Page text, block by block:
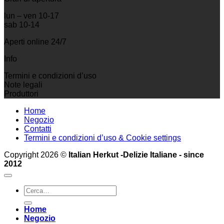
lun – ven 10-17
sab 10-14
Aperti online 24/7
Info
Termini e condizioni d’uso
Note legali
Produttori
Home
Negozio
Contatti
Termini e condizioni d’uso & Cookie settings
Copyright 2026 © Italian Herkut -Delizie Italiane - since
2012
Cerca:
Home
Negozio